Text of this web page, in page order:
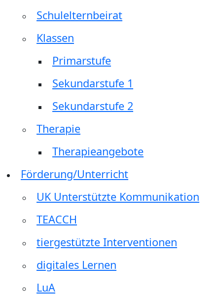
Schulelternbeirat
Klassen
Primarstufe
Sekundarstufe 1
Sekundarstufe 2
Therapie
Therapieangebote
Förderung/Unterricht
UK Unterstützte Kommunikation
TEACCH
tiergestützte Interventionen
digitales Lernen
LuA